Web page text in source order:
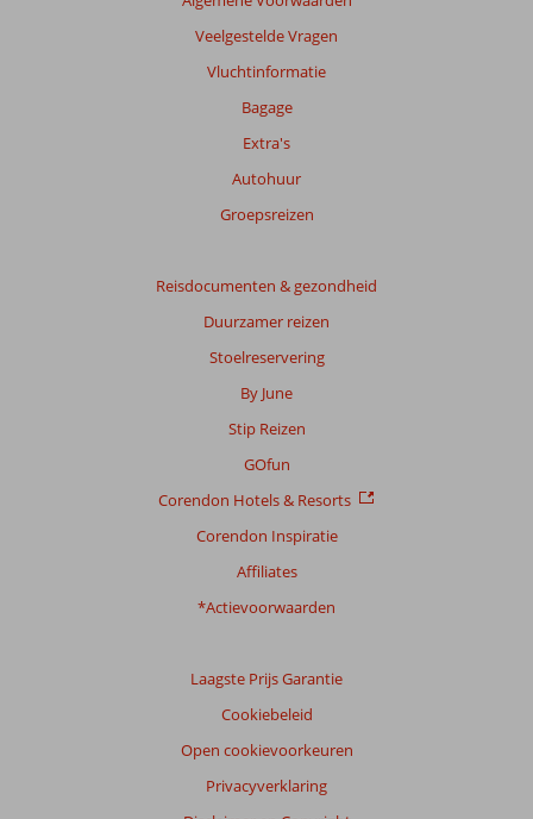
Veelgestelde Vragen
Vluchtinformatie
Bagage
Extra's
Autohuur
Groepsreizen
Reisdocumenten & gezondheid
Duurzamer reizen
Stoelreservering
By June
Stip Reizen
GOfun
Corendon Hotels & Resorts
Corendon Inspiratie
Affiliates
*Actievoorwaarden
Laagste Prijs Garantie
Cookiebeleid
Open cookievoorkeuren
Privacyverklaring